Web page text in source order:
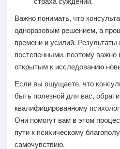
Важно понимать, что
одноразовым решением, а
времени и усилий. Результаты
постепенными, поэтому
открытым к исследованию
Если вы ощущаете, что
быть полезной для вас,
квалифицированному
Они помогут вам в этом
пути к психическому
самочувствию.